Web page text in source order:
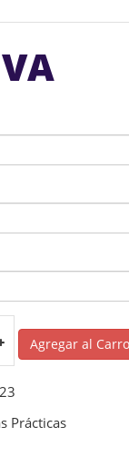
Agregar al Carro
Prácticas